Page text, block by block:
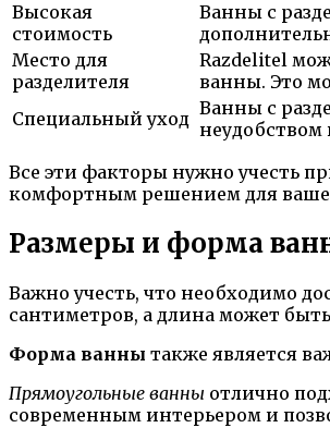
Высокая
стоимость
Ванны с
Место для
разделителя
Razdelitel
ванны. Это
Специальный уход Ванны с
неудобством
Все эти факторы нужно учесть
комфортным решением для
Размеры и форма
Важно учесть, что необходимо
сантиметров, а длина может
Форма ванны также является
Прямоугольные ванны отлично
современным интерьером и